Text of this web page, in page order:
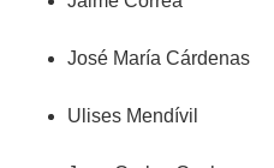
José María Cárdenas
Ulises Mendívil